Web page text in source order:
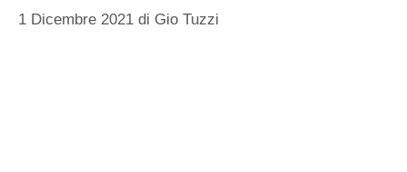
1 Dicembre 2021 di Gio Tuzzi